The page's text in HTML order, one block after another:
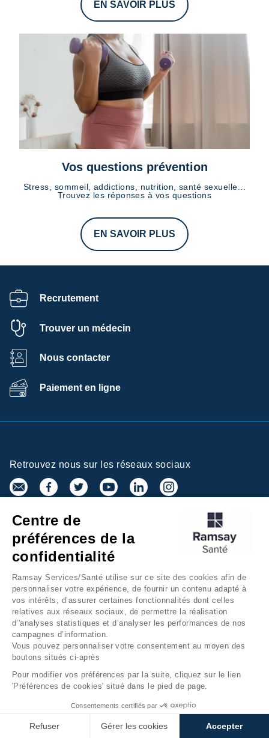
EN SAVOIR PLUS
Vos questions prévention
Stress, sommeil, addictions, nutrition, santé sexuelle...
Trouvez les réponses à vos questions
EN SAVOIR PLUS
Recrutement
Trouver un médecin
Nous contacter
Paiement en ligne
Retrouvez nous sur les réseaux sociaux
Inscrivez-vous à la newsletter
Groupe Ramsay Santé
Gestion des cookies
Accessibilité Numérique
Presse
Centre de
préférences de la
confidentialité
Ramsay Services/Santé utilise sur ce site des cookies afin de
personnaliser votre expérience, de fournir un contenu adapté à
vos intérêts, d’assurer certaines fonctionnalités dont celles
relatives aux réseaux sociaux, de permettre la réalisation
d’'analyses statistiques et d’analyser les performances de nos
campagnes d’information.
Vous pouvez personnaliser votre consentement au moyen des
boutons situés ci-après
Pour modifier vos préférences par la suite, cliquez sur le lien
'Préférences de cookies' situé dans le pied de page.
Consentements certifiés par
Refuser Gérer les cookies Accepter